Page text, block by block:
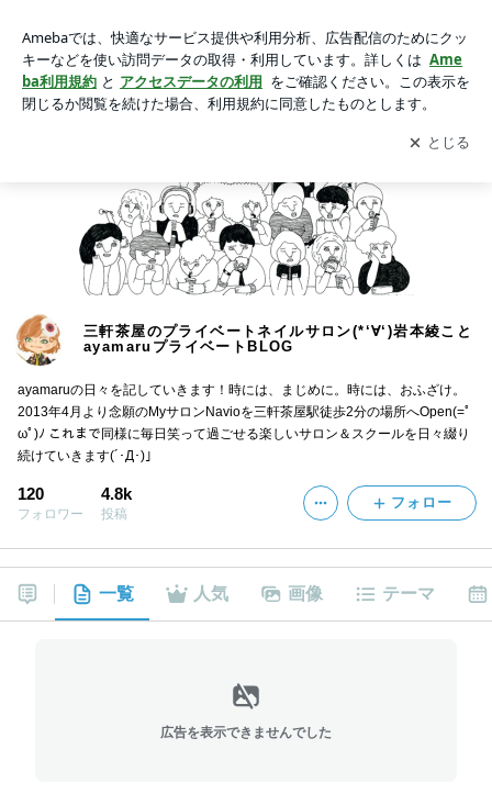
プライベートBLOG
アプリをダウンロードして ブログの更新通知
を受け取りまし
ょう。
開く
三軒茶屋のプライベートネイルサロン(*‘∀‘)岩本綾こと
ayamaruプライベートBLOG
ayamaruの日々を記していきます！時には、まじめに。時には、おふざけ。
2013年4月より念願のMyサロンNavioを三軒茶屋駅徒歩2分の場所へOpen(=ﾟ
ωﾟ)ﾉ これまで同様に毎日笑って過ごせる楽しいサロン＆スクールを日々綴り
続けていきます(´･Д･)」
120
フォロワー
4.8k
投稿
フォロー
一覧 人気 画像 テーマ
広告を表示できませんでした